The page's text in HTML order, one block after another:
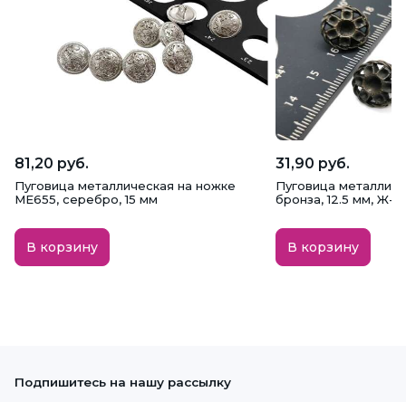
81,20 руб.
Пуговица металлическая на ножке
ME655, серебро, 15 мм
В корзину
31,90 руб.
Пуговица
бронза, 12.5 мм, Ж-
В корзину
Подпишитесь на нашу рассылку